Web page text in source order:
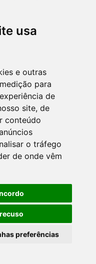
usa
e outras
para
de
site, de
conteúdo
o tráfego
de onde vêm
preferências
Valores Mobiliários
do SFN
Bancária
Nacional de
e Cosif-e